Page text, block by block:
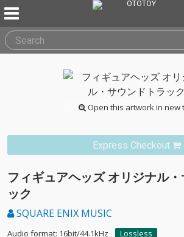
Open this artwork in new
Express Checkout
フィギュアヘッズ オリジナル
ック
SQUARE ENIX MUSIC
Audio format: 16bit/44.1kHz
Lossless